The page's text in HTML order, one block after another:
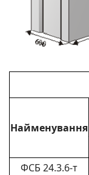
Найменування
ФСБ 24.3.6-т